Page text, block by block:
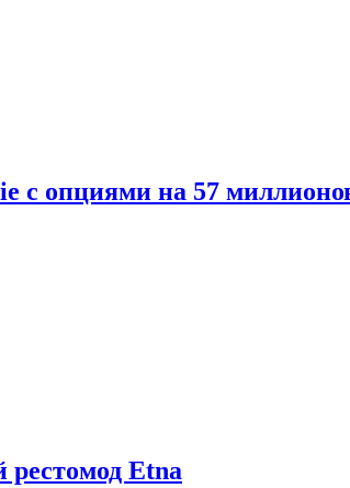
с опциями на 57
рестомод Etna